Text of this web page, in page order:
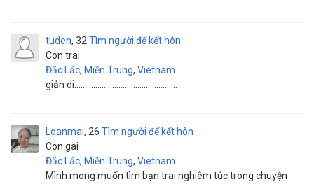
tuden
Con trai
32
Đắc Lắc, Miền Trung, Vietnam
Tìm người để kết hôn
giản di.................................................
Loanmai
Con gai
26
Đắc Lắc, Miền Trung, Vietnam
Tìm người để kết hôn
Mình mong muốn tìm bạn trai nghiêm túc trong chuyện